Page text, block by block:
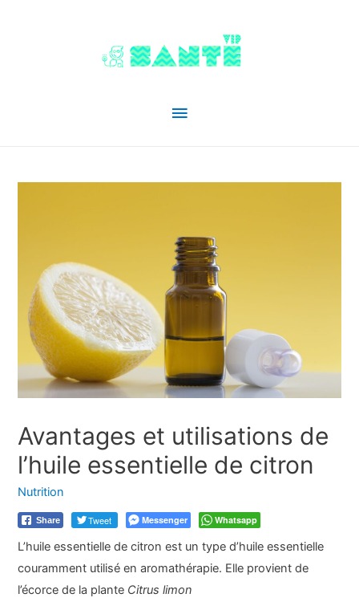
Menu
Avantages et utilisations de
l’huile essentielle de citron
Nutrition
Share Tweet Messenger Whatsapp
L’huile essentielle de citron est un type d’huile essentielle
couramment utilisé en aromathérapie. Elle provient de
l’écorce de la plante Citrus limon